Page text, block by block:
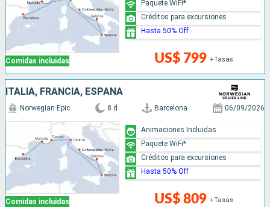
Comidas incluidas US$ 799 +Tasas
Paquete WiFi*
Créditos para excursiones
Hasta 50% Off
ITALIA, FRANCIA, ESPAÑA
Comidas incluidas
Norwegian Epic 8 d Barcelona 06/09/2026
US$ 809 +Tasas
Animaciones Incluidas
Paquete WiFi*
Créditos para excursiones
Hasta 50% Off